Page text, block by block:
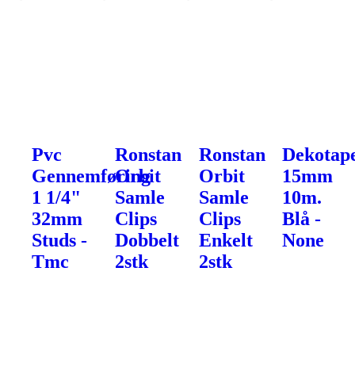
Pvc
Gennemføring
1 1/4"
32mm
Studs -
Tmc
Ronstan
Orbit
Samle
Clips
Dobbelt
2stk
Ronstan
Orbit
Samle
Clips
Enkelt
2stk
15mm
10m.
Blå -
None